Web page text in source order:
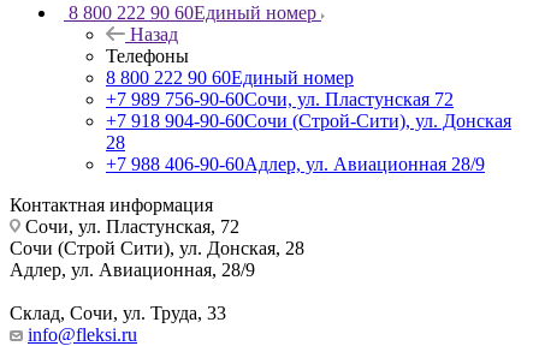
8 800 222 90 60Единый номер
Назад
Телефоны
8 800 222 90 60Единый номер
+7 989 756-90-60Сочи, ул. Пластунская 72
+7 918 904-90-60Сочи (Строй-Сити), ул. Донская
28
+7 988 406-90-60Адлер, ул. Авиационная 28/9
Контактная информация
Сочи, ул. Пластунская, 72
Сочи (Строй Сити), ул. Донская, 28
Адлер, ул. Авиационная, 28/9
Склад, Сочи, ул. Труда, 33
info@fleksi.ru